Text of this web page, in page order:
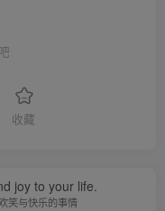
收藏
joy to your life.
笑与快乐的事情